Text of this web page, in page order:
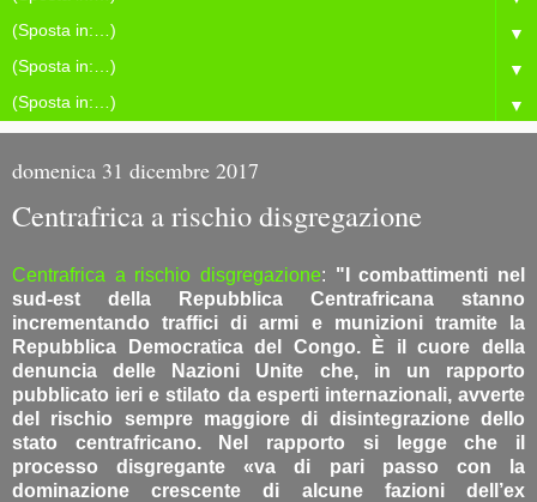
▼
▼
▼
domenica 31 dicembre 2017
Centrafrica a rischio disgregazione
Centrafrica a rischio disgregazione: "I combattimenti nel
sud-est della Repubblica Centrafricana stanno
incrementando traffici di armi e munizioni tramite la
Repubblica Democratica del Congo. È il cuore della
denuncia delle Nazioni Unite che, in un rapporto
pubblicato ieri e stilato da esperti internazionali, avverte
del rischio sempre maggiore di disintegrazione dello
stato centrafricano. Nel rapporto si legge che il
processo disgregante «va di pari passo con la
dominazione crescente di alcune fazioni dell’ex